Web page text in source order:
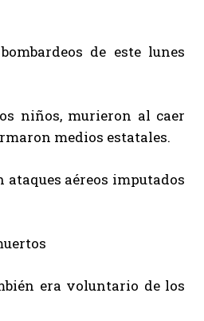
de este lunes
niños, murieron al caer
medios estatales.
aéreos imputados
era voluntario de los